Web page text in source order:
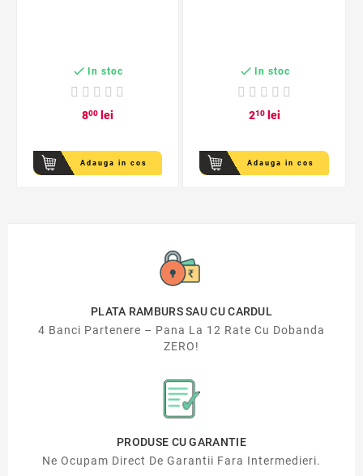
 In stoc
800lei
Adauga in cos
 In stoc
210lei
Adauga in cos
PLATA RAMBURS SAU CU CARDUL
4 Banci Partenere – Pana La 12 Rate Cu Dobanda
ZERO!
PRODUSE CU GARANTIE
Ne Ocupam Direct De Garantii Fara Intermedieri.